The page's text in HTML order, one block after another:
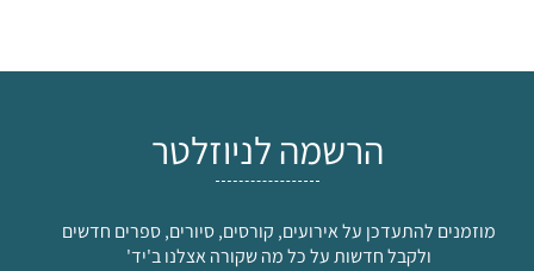
הרשמה לניוזלטר
מוזמנים להתעדכן על אירועים, קורסים, סיורים, ספרים חדשים
ולקבל חדשות על כל מה שקורה אצלנו ב'יד'